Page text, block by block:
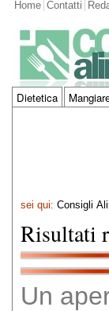
Home Contatti
Dietetica
sei qui: Consigli
Risultati
Un